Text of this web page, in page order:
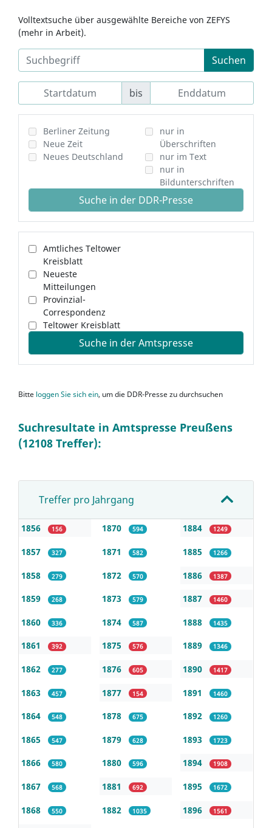
Volltextsuche über ausgewählte Bereiche von ZEFYS
(mehr in Arbeit).
Suchen
bis
Berliner Zeitung
Neue Zeit
Neues Deutschland
nur in
Überschriften
nur im Text
nur in
Bildunterschriften
Suche in der DDR-Presse
Amtliches Teltower
Kreisblatt
Neueste
Mitteilungen
Provinzial-
Correspondenz
Teltower Kreisblatt
Suche in der Amtspresse
Bitte loggen Sie sich ein, um die DDR-Presse zu durchsuchen
Suchresultate in Amtspresse Preußens
(12108 Treffer):
Treffer pro Jahrgang
1856 156
1857 327
1858 279
1859 268
1860 336
1861 392
1862 277
1863 457
1864 548
1865 547
1866 580
1867 568
1868 550
1870 594
1871 582
1872 570
1873 579
1874 587
1875 576
1876 605
1877 154
1878 675
1879 628
1880 596
1881 692
1882 1035
1884 1249
1885 1266
1886 1387
1887 1460
1888 1435
1889 1346
1890 1417
1891 1460
1892 1260
1893 1723
1894 1908
1895 1672
1896 1561